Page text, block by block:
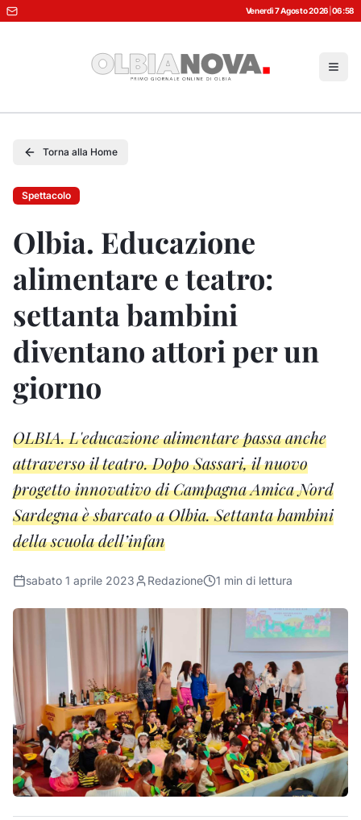
Venerdì 7 Agosto 2026 06:58
Torna alla Home
Spettacolo
Olbia. Educazione
alimentare e teatro:
settanta bambini
diventano attori per un
giorno
OLBIA. L'educazione alimentare passa anche
attraverso il teatro. Dopo Sassari, il nuovo
progetto innovativo di Campagna Amica Nord
Sardegna è sbarcato a Olbia. Settanta bambini
della scuola dell’infan
sabato 1 aprile 2023 Redazione 1 min di lettura